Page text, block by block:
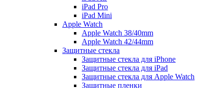
iPad Pro
iPad Mini
Apple Watch
Apple Watch 38/40mm
Apple Watch 42/44mm
Защитные стекла
Защитные стекла для iPhone
Защитные стекла для iPad
Защитные стекла для Apple Watch
Защитные пленки